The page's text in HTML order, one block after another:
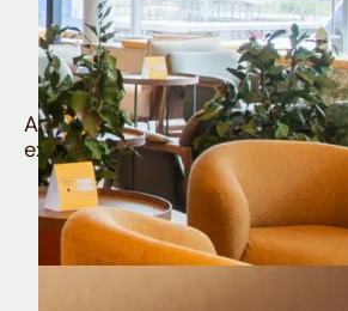
Quem é
muito
Aproveite todos os benefícios e
exclusivas da sua Conta